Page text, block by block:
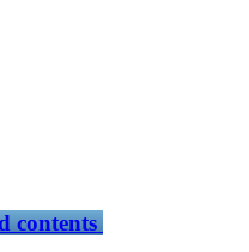
contents